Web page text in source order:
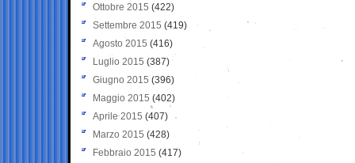
Ottobre 2015 (422)
Settembre 2015 (419)
Agosto 2015 (416)
Luglio 2015 (387)
Giugno 2015 (396)
Maggio 2015 (402)
Aprile 2015 (407)
Marzo 2015 (428)
Febbraio 2015 (417)